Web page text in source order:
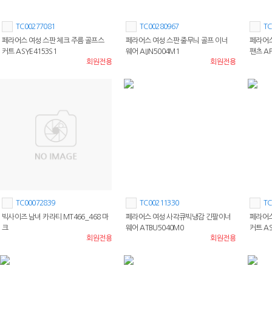
TC00277081
페라어스 여성 스판 체크 주름 골프스
커트 ASYE4153S1
회원전용
TC00280967
페라어스 여성 스판 줄무늬 골프 이너
웨어 AIJN5004M1
회원전용
페라어
팬츠
TC00072839
빅사이즈 남녀 카라티 MT466_468 마
크
회원전용
TC00211330
페라어스 여성 사각큐빅냉감 긴팔이너
웨어 ATBU5040M0
회원전용
페라어
커트